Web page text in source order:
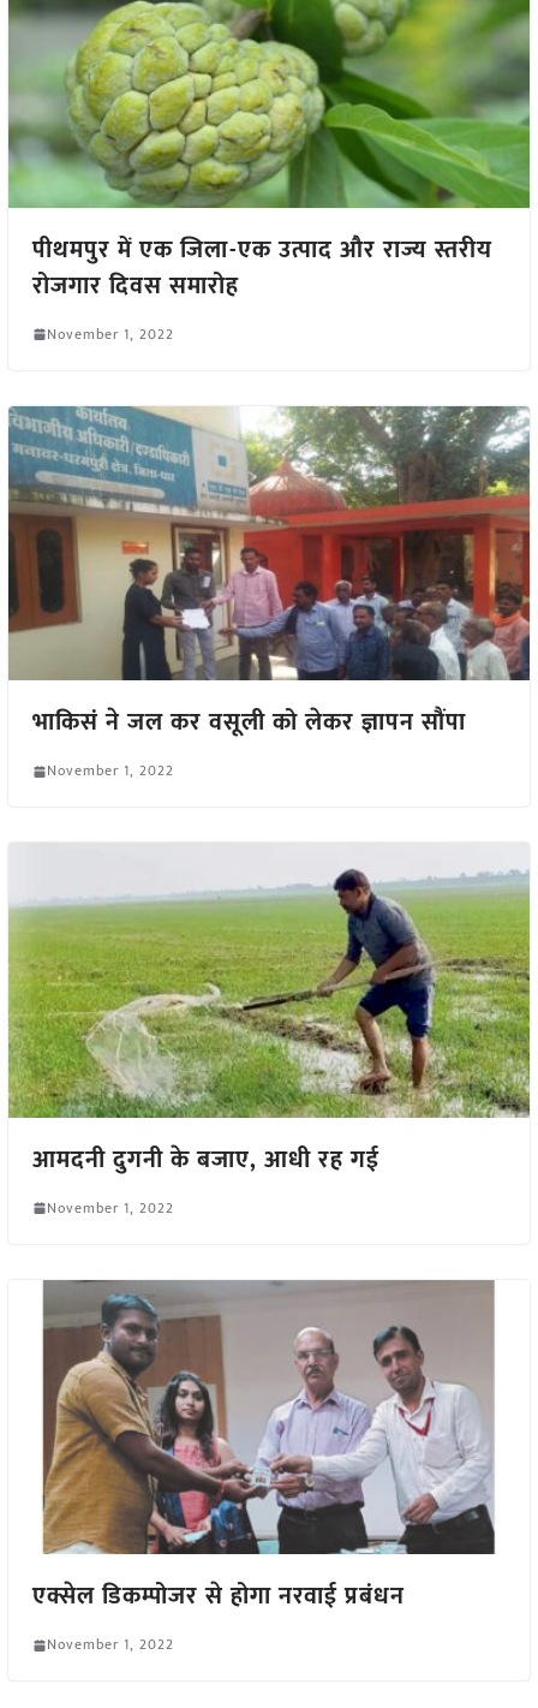
पीथमपुर में एक जिला-एक उत्पाद और राज्य स्तरीय
रोजगार दिवस समारोह
November 1, 2022
भाकिसं ने जल कर वसूली को लेकर ज्ञापन सौंपा
November 1, 2022
आमदनी दुगनी के बजाए, आधी रह गई
November 1, 2022
एक्सेल डिकम्पोजर से होगा नरवाई प्रबंधन
November 1, 2022